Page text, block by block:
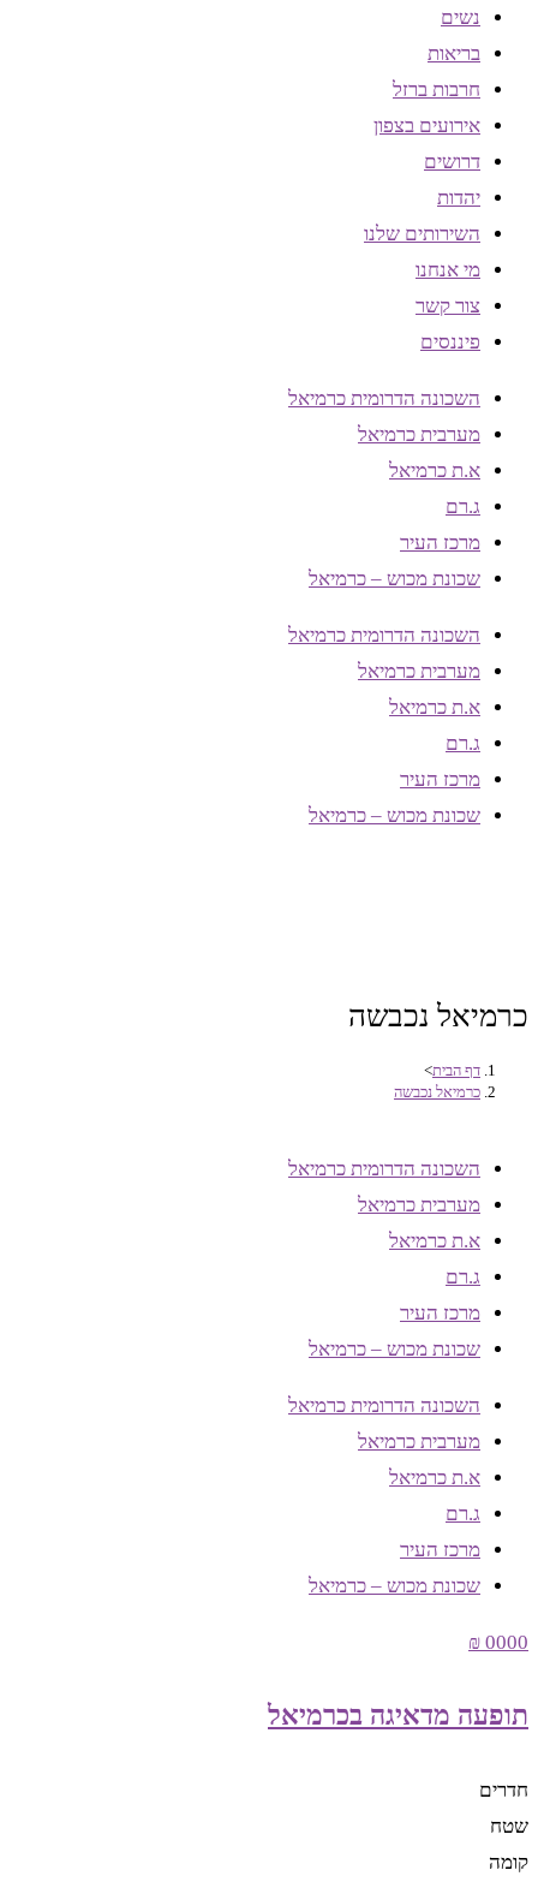
נשים
בריאות
חרבות ברזל
אירועים בצפון
דרושים
יהדות
השירותים שלנו
מי אנחנו
צור קשר
פיננסים
השכונה הדרומית כרמיאל
מערבית כרמיאל
א.ת כרמיאל
ג.רם
מרכז העיר
שכונת מכוש – כרמיאל
השכונה הדרומית כרמיאל
מערבית כרמיאל
א.ת כרמיאל
ג.רם
מרכז העיר
שכונת מכוש – כרמיאל
כרמיאל נכבשה
דף הבית>
כרמיאל נכבשה
השכונה הדרומית כרמיאל
מערבית כרמיאל
א.ת כרמיאל
ג.רם
מרכז העיר
שכונת מכוש – כרמיאל
השכונה הדרומית כרמיאל
מערבית כרמיאל
א.ת כרמיאל
ג.רם
מרכז העיר
שכונת מכוש – כרמיאל
0000 ₪
תופעה מדאיגה בכרמיאל
חדרים
שטח
קומה